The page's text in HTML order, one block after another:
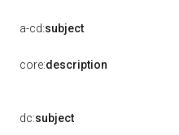
a-cd:subject
core:description
dc:subject